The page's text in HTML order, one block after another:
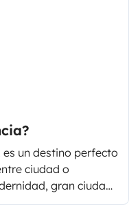
un destino perfecto
ciudad o
gran ciudad